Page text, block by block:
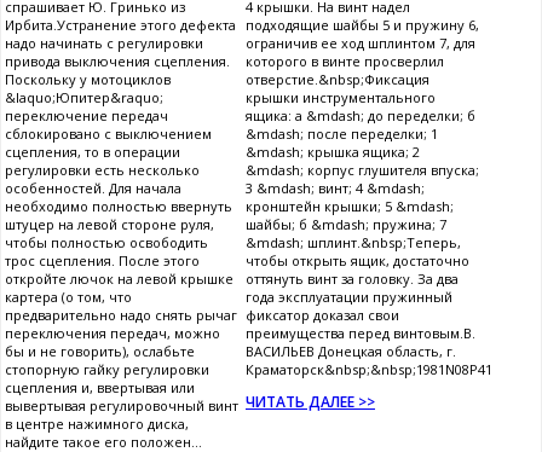
спрашивает Ю. Гринько из
Ирбита.Устранение этого дефекта
надо начинать с регулировки
привода выключения сцепления.
Поскольку у мотоциклов
&laquo;Юпитер&raquo;
переключение передач
сблокировано с выключением
сцепления, то в операции
регулировки есть несколько
особенностей. Для начала
необходимо полностью ввернуть
штуцер на левой стороне руля,
чтобы полностью освободить
трос сцепления. После этого
откройте лючок на левой крышке
картера (о том, что
предварительно надо снять рычаг
переключения передач, можно
бы и не говорить), ослабьте
стопорную гайку регулировки
сцепления и, ввертывая или
вывертывая регулировочный винт
в центре нажимного диска,
найдите такое его положен...
4 крышки. На винт надел
подходящие шайбы 5 и пружину 6,
ограничив ее ход шплинтом 7, для
которого в винте просверлил
отверстие.&nbsp;Фиксация
крышки инструментального
ящика: а &mdash; до переделки; б
&mdash; после переделки; 1
&mdash; крышка ящика; 2
&mdash; корпус глушителя впуска;
3 &mdash; винт; 4 &mdash;
кронштейн крышки; 5 &mdash;
шайбы; б &mdash; пружина; 7
&mdash; шплинт.&nbsp;Теперь,
чтобы открыть ящик, достаточно
оттянуть винт за головку. За два
года эксплуатации пружинный
фиксатор доказал свои
преимущества перед винтовым.В.
ВАСИЛЬЕВ Донецкая область, г.
Краматорск&nbsp;&nbsp;1981N08P41
ЧИТАТЬ ДАЛЕЕ >>